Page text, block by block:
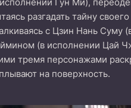
разгадать тайну
с Цзин Нань
(в исполнении Цай
тремя персонажами
на поверхность.